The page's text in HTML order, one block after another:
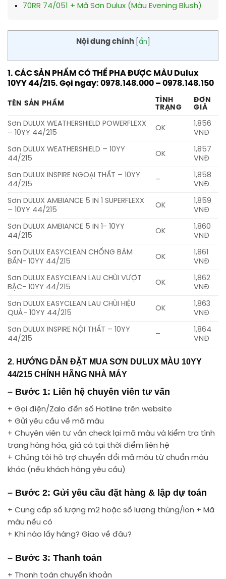
70RR 74/051 + Mã Sơn Dulux (Màu Evening Blush)
Nội dung chính ẩn
1. CÁC SẢN PHẨM CÓ THỂ PHA ĐƯỢC MÀU Dulux
10YY 44/215. Gọi ngay: 0978.148.000 – 0978.148.150
TÊN SẢN PHẨM
TÌNH
TRẠNG
ĐƠN
GIÁ
Sơn DULUX WEATHERSHIELD POWERFLEXX
– 10YY 44/215
OK
1,856
VNĐ
Sơn DULUX WEATHERSHIELD – 10YY
44/215
OK
1,857
VNĐ
Sơn DULUX INSPIRE NGOẠI THẤT – 10YY
44/215
–
1,858
VNĐ
Sơn DULUX AMBIANCE 5 IN 1 SUPERFLEXX
– 10YY 44/215
OK
1,859
VNĐ
Sơn DULUX AMBIANCE 5 IN 1- 10YY
44/215
OK
1,860
VNĐ
Sơn DULUX EASYCLEAN CHỐNG BÁM
BẨN- 10YY 44/215
OK
1,861
VNĐ
Sơn DULUX EASYCLEAN LAU CHÙI VƯỢT
BẬC- 10YY 44/215
OK
1,862
VNĐ
Sơn DULUX EASYCLEAN LAU CHÙI HIỆU
QUẢ- 10YY 44/215
OK
1,863
VNĐ
Sơn DULUX INSPIRE NỘI THẤT – 10YY
44/215
–
1,864
VNĐ
2. HƯỚNG DẪN ĐẶT MUA SƠN DULUX MÀU 10YY
44/215 CHÍNH HÃNG NHÀ MÁY
– Bước 1: Liên hệ chuyên viên tư vấn
+ Gọi điện/Zalo đến số Hotline trên website
+ Gửi yêu cầu về mã màu
+ Chuyên viên tư vấn check lại mã màu và kiểm tra tình
trạng hàng hóa, giá cả tại thời điểm liên hệ
+ Chúng tôi hỗ trợ chuyển đổi mã màu từ chuẩn màu
khác (nếu khách hàng yêu cầu)
– Bước 2: Gửi yêu cầu đặt hàng & lập dự toán
+ Cung cấp số lượng m2 hoặc số lượng thùng/lon + Mã
màu nếu có
+ Khi nào lấy hàng? Giao về đâu?
– Bước 3: Thanh toán
+ Thanh toán chuyển khoản